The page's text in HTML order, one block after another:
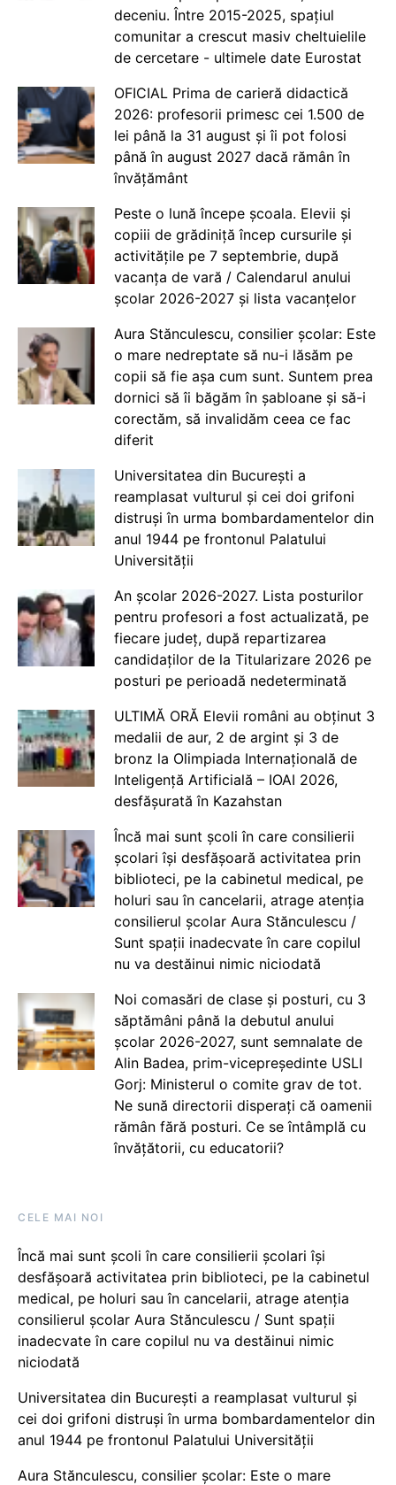
deceniu. Între 2015-2025, spațiul
comunitar a crescut masiv cheltuielile
de cercetare - ultimele date Eurostat
OFICIAL Prima de carieră didactică
2026: profesorii primesc cei 1.500 de
lei până la 31 august și îi pot folosi
până în august 2027 dacă rămân în
învățământ
Peste o lună începe școala. Elevii și
copiii de grădiniță încep cursurile și
activitățile pe 7 septembrie, după
vacanța de vară / Calendarul anului
școlar 2026-2027 și lista vacanțelor
Aura Stănculescu, consilier școlar: Este
o mare nedreptate să nu-i lăsăm pe
copii să fie așa cum sunt. Suntem prea
dornici să îi băgăm în șabloane și să-i
corectăm, să invalidăm ceea ce fac
diferit
Universitatea din București a
reamplasat vulturul și cei doi grifoni
distruși în urma bombardamentelor din
anul 1944 pe frontonul Palatului
Universității
An școlar 2026-2027. Lista posturilor
pentru profesori a fost actualizată, pe
fiecare județ, după repartizarea
candidaților de la Titularizare 2026 pe
posturi pe perioadă nedeterminată
ULTIMĂ ORĂ Elevii români au obținut 3
medalii de aur, 2 de argint și 3 de
bronz la Olimpiada Internațională de
Inteligență Artificială – IOAI 2026,
desfășurată în Kazahstan
Încă mai sunt școli în care consilierii
școlari își desfășoară activitatea prin
biblioteci, pe la cabinetul medical, pe
holuri sau în cancelarii, atrage atenția
consilierul școlar Aura Stănculescu /
Sunt spații inadecvate în care copilul
nu va destăinui nimic niciodată
Noi comasări de clase și posturi, cu 3
săptămâni până la debutul anului
școlar 2026-2027, sunt semnalate de
Alin Badea, prim-vicepreședinte USLI
Gorj: Ministerul o comite grav de tot.
Ne sună directorii disperați că oamenii
rămân fără posturi. Ce se întâmplă cu
învățătorii, cu educatorii?
CELE MAI NOI
Încă mai sunt școli în care consilierii școlari își
desfășoară activitatea prin biblioteci, pe la cabinetul
medical, pe holuri sau în cancelarii, atrage atenția
consilierul școlar Aura Stănculescu / Sunt spații
inadecvate în care copilul nu va destăinui nimic
niciodată
Universitatea din București a reamplasat vulturul și
cei doi grifoni distruși în urma bombardamentelor din
anul 1944 pe frontonul Palatului Universității
Aura Stănculescu, consilier școlar: Este o mare